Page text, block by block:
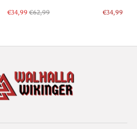
€34,99 €62,99 €34,99